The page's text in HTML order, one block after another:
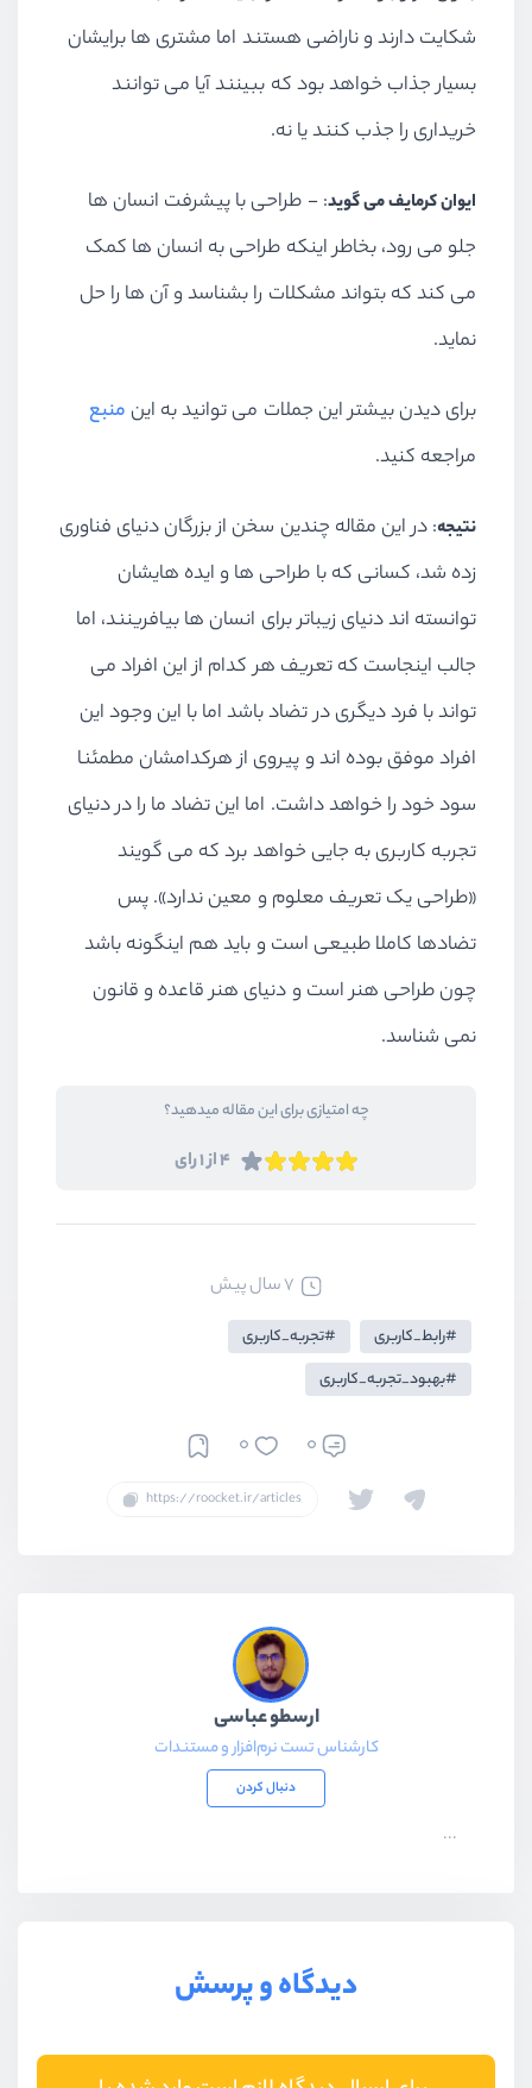
شکایت دارند و ناراضی هستند اما مشتری ها برایشان
بسیار جذاب خواهد بود که ببینند آیا می توانند
خریداری را جذب کنند یا نه.
ایوان کرمایف می گوید: - طراحی با پیشرفت انسان ها
جلو می رود، بخاطر اینکه طراحی به انسان ها کمک
می کند که بتواند مشکلات را بشناسد و آن ها را حل
نماید.
برای دیدن بیشتر این جملات می توانید به این منبع
مراجعه کنید.
نتیجه: در این مقاله چندین سخن از بزرگان دنیای فناوری
زده شد، کسانی که با طراحی ها و ایده هایشان
توانسته اند دنیای زیباتر برای انسان ها بیافرینند، اما
جالب اینجاست که تعریف هر کدام از این افراد می
تواند با فرد دیگری در تضاد باشد اما با این وجود این
افراد موفق بوده اند و پیروی از هرکدامشان مطمئنا
سود خود را خواهد داشت. اما این تضاد ما را در دنیای
تجربه کاربری به جایی خواهد برد که می گویند
«طراحی یک تعریف معلوم و معین ندارد». پس
تضادها کاملا طبیعی است و باید هم اینگونه باشد
چون طراحی هنر است و دنیای هنر قاعده و قانون
نمی شناسد.
چه امتیازی برای این مقاله میدهید؟
4 از 1 رای
7 سال پیش
رابط_کاربری
تجربه_کاربری
بهبود_تجربه_کاربری
0
0
ارسطو عباسی
کارشناس تست نرم‌افزار و مستندات
دنبال کردن
...
دیدگاه و پرسش